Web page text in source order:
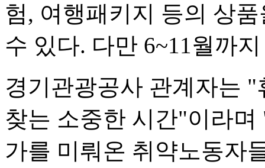
험, 여행패키지 등의 상
수 있다. 다만 6~11월까
경기관광공사 관계자는
찾는 소중한 시간"이라
가를 미뤄온 취약노동자